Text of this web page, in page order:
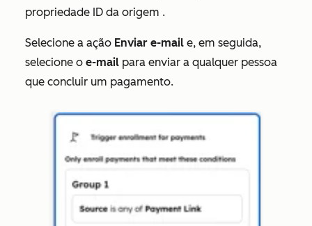
propriedade ID da origem .
Selecione a ação Enviar e-mail e, em seguida,
selecione o e-mail para enviar a qualquer pessoa
que concluir um pagamento.